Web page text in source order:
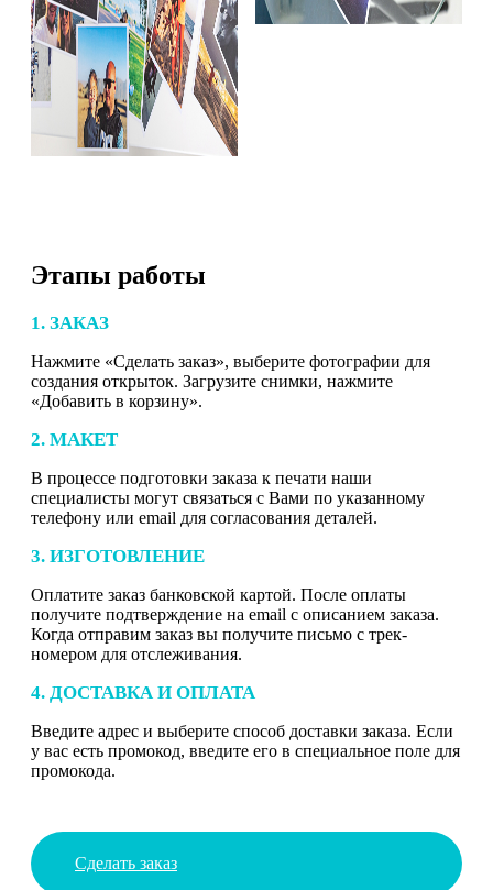
Этапы работы
1. ЗАКАЗ
Нажмите «Сделать заказ», выберите фотографии для
создания открыток. Загрузите снимки, нажмите
«Добавить в корзину».
2. МАКЕТ
В процессе подготовки заказа к печати наши
специалисты могут связаться с Вами по указанному
телефону или email для согласования деталей.
3. ИЗГОТОВЛЕНИЕ
Оплатите заказ банковской картой. После оплаты
получите подтверждение на email с описанием заказа.
Когда отправим заказ вы получите письмо с трек-
номером для отслеживания.
4. ДОСТАВКА И ОПЛАТА
Введите адрес и выберите способ доставки заказа. Если
у вас есть промокод, введите его в специальное поле для
промокода.
Сделать заказ